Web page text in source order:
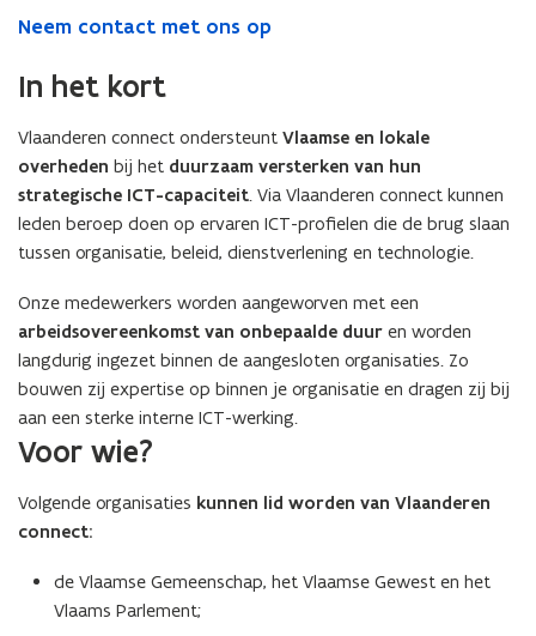
Neem contact met ons op
In het kort
Vlaanderen connect ondersteunt Vlaamse en lokale
overheden bij het duurzaam versterken van hun
strategische ICT-capaciteit. Via Vlaanderen connect kunnen
leden beroep doen op ervaren ICT-profielen die de brug slaan
tussen organisatie, beleid, dienstverlening en technologie.
Onze medewerkers worden aangeworven met een
arbeidsovereenkomst van onbepaalde duur en worden
langdurig ingezet binnen de aangesloten organisaties. Zo
bouwen zij expertise op binnen je organisatie en dragen zij bij
aan een sterke interne ICT-werking.
Voor wie?
Volgende organisaties kunnen lid worden van Vlaanderen
connect:
de Vlaamse Gemeenschap, het Vlaamse Gewest en het
Vlaams Parlement;